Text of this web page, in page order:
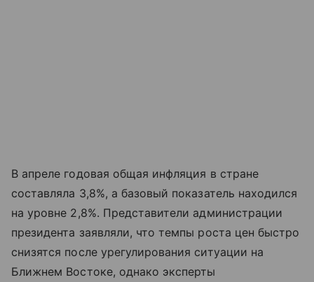
В апреле годовая общая инфляция в стране
составляла 3,8%, а базовый показатель находился
на уровне 2,8%. Представители администрации
президента заявляли, что темпы роста цен быстро
снизятся после урегулирования ситуации на
Ближнем Востоке, однако эксперты